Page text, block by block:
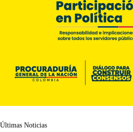
Últimas Noticias